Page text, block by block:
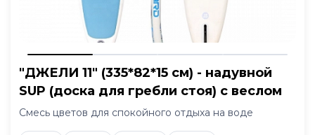
"ДЖЕЛИ 11" (335*82*15 см) - надувной
SUP (доска для гребли стоя) с веслом
Смесь цветов для спокойного отдыха на воде